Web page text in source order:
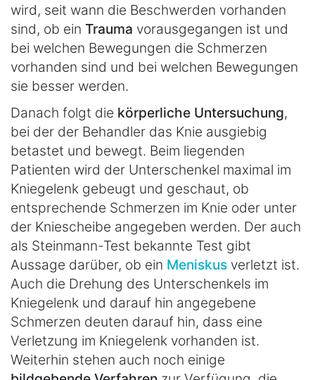
wird, seit wann die Beschwerden vorhanden
sind, ob ein Trauma vorausgegangen ist und
bei welchen Bewegungen die Schmerzen
vorhanden sind und bei welchen Bewegungen
sie besser werden.
Danach folgt die körperliche Untersuchung,
bei der der Behandler das Knie ausgiebig
betastet und bewegt. Beim liegenden
Patienten wird der Unterschenkel maximal im
Kniegelenk gebeugt und geschaut, ob
entsprechende Schmerzen im Knie oder unter
der Kniescheibe angegeben werden. Der auch
als Steinmann-Test bekannte Test gibt
Aussage darüber, ob ein Meniskus verletzt ist.
Auch die Drehung des Unterschenkels im
Kniegelenk und darauf hin angegebene
Schmerzen deuten darauf hin, dass eine
Verletzung im Kniegelenk vorhanden ist.
Weiterhin stehen auch noch einige